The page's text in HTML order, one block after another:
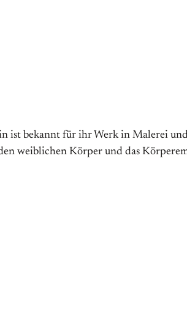
ist bekannt für ihr Werk in Malerei
weiblichen Körper und das